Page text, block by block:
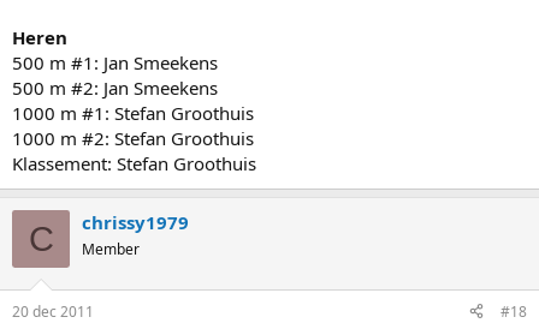
Heren
500 m #1: Jan Smeekens
500 m #2: Jan Smeekens
1000 m #1: Stefan Groothuis
1000 m #2: Stefan Groothuis
Klassement: Stefan Groothuis
C chrissy1979
Member
20 dec 2011 #18